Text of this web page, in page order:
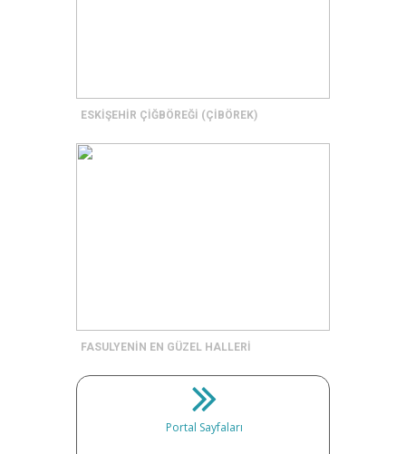
ESKİŞEHİR ÇİĞBÖREĞİ (ÇİBÖREK)
FASULYENİN EN GÜZEL HALLERİ
Portal Sayfaları